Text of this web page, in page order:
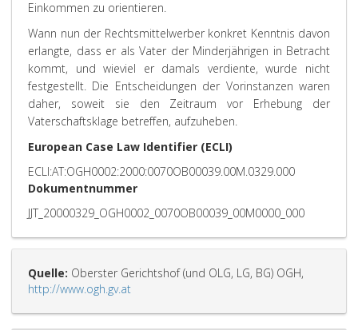
Einkommen zu orientieren.
Wann nun der Rechtsmittelwerber konkret Kenntnis davon
erlangte, dass er als Vater der Minderjährigen in Betracht
kommt, und wieviel er damals verdiente, wurde nicht
festgestellt. Die Entscheidungen der Vorinstanzen waren
daher, soweit sie den Zeitraum vor Erhebung der
Vaterschaftsklage betreffen, aufzuheben.
European Case Law Identifier (ECLI)
ECLI:AT:OGH0002:2000:0070OB00039.00M.0329.000
Dokumentnummer
JJT_20000329_OGH0002_0070OB00039_00M0000_000
Quelle: Oberster Gerichtshof (und OLG, LG, BG) OGH,
http://www.ogh.gv.at